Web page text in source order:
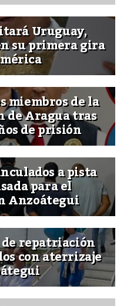
Uruguay,
su primera gira
miembros de la
de Aragua tras
de prisión
a pista
para el
Anzoátegui
repatriación
con aterrizaje